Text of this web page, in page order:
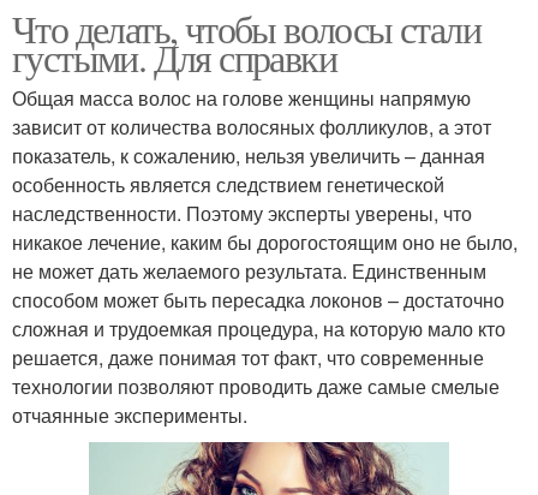
Что делать, чтобы волосы стали
густыми. Для справки
Общая масса волос на голове женщины напрямую
зависит от количества волосяных фолликулов, а этот
показатель, к сожалению, нельзя увеличить – данная
особенность является следствием генетической
наследственности. Поэтому эксперты уверены, что
никакое лечение, каким бы дорогостоящим оно не было,
не может дать желаемого результата. Единственным
способом может быть пересадка локонов – достаточно
сложная и трудоемкая процедура, на которую мало кто
решается, даже понимая тот факт, что современные
технологии позволяют проводить даже самые смелые
отчаянные эксперименты.